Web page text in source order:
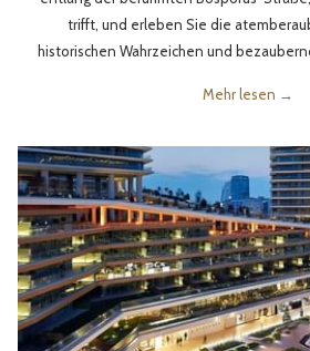
trifft, und erleben Sie die
historischen Wahrzeichen und
Mehr lesen